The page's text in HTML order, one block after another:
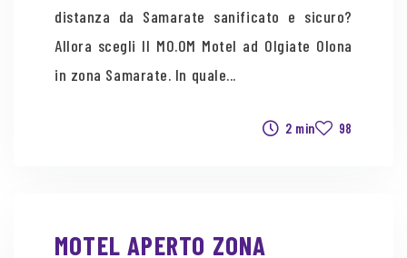
distanza da Samarate sanificato e sicuro?
Allora scegli Il MO.OM Motel ad Olgiate Olona
in zona Samarate. In quale...
98
2 min
MOTEL APERTO ZONA